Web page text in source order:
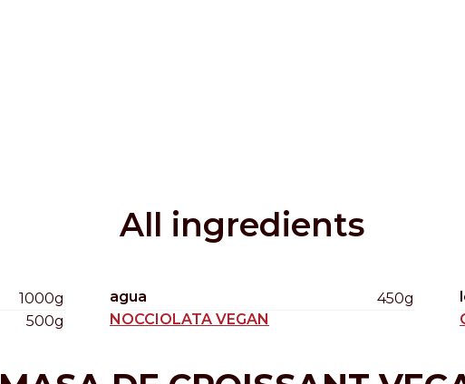
All ingredients
1000g agua 450g
500g NOCCIOLATA VEGAN